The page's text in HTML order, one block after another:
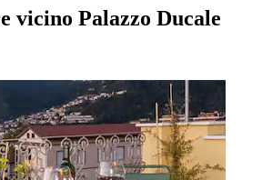
vicino Palazzo Ducale